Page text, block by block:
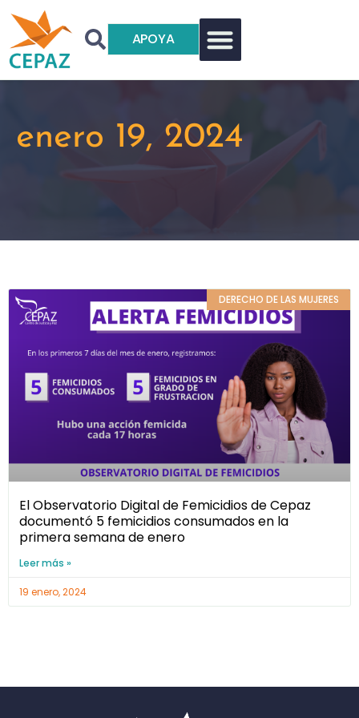
APOYA
enero 19, 2024
DERECHO DE LAS MUJERES
El Observatorio Digital de Femicidios de Cepaz
documentó 5 femicidios consumados en la
primera semana de enero
Leer más »
19 enero, 2024